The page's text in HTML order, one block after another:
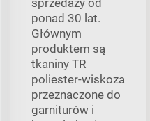
ponad 30 lat.
Głównym
produktem są
tkaniny TR
poliester-wiskoza
przeznaczone do
garniturów i